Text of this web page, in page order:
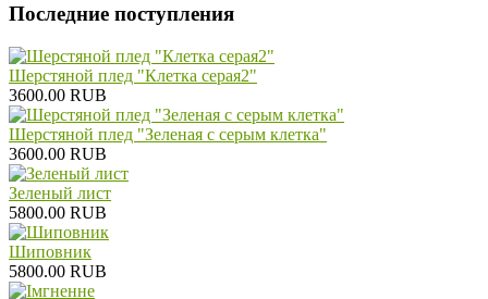
Последние поступления
Шерстяной плед "Клетка серая2"
3600.00 RUB
Шерстяной плед "Зеленая с серым клетка"
3600.00 RUB
Зеленый лист
5800.00 RUB
Шиповник
5800.00 RUB